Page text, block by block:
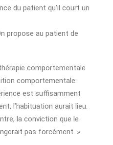
du patient qu’il court un
propose au patient de
comportementale
comportementale:
est suffisamment
l’habituation aurait lieu.
la conviction que le
pas forcément. »